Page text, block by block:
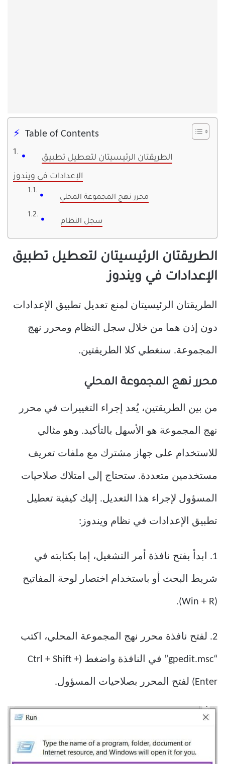
Table of Contents
الطريقتان الرئيسيتان لتعطيل تطبيق
الإعدادات في ويندوز
محرر نهج المجموعة المحلي
سجل النظام
الطريقتان الرئيسيتان لتعطيل تطبيق
الإعدادات في ويندوز
الطريقتان الرئيسيتان لمنع تعديل تطبيق الإعدادات
دون إذن هما من خلال سجل النظام ومحرر نهج
المجموعة. سنغطي كلا الطريقتين.
محرر نهج المجموعة المحلي
من بين الطريقتين، يُعد إجراء التغييرات في محرر
نهج المجموعة هو الأسهل بالتأكيد. وهو مثالي
للاستخدام على جهاز مشترك مع ملفات تعريف
مستخدمين متعددة. ستحتاج إلى امتلاك صلاحيات
المسؤول لإجراء هذا التعديل. إليك كيفية تعطيل
تطبيق الإعدادات في نظام ويندوز:
1. ابدأ بفتح نافذة أمر التشغيل، إما بكتابته في
شريط البحث أو باستخدام اختصار لوحة المفاتيح
(Win + R).
2. لفتح نافذة محرر نهج المجموعة المحلي، اكتب
“gpedit.msc” في النافذة واضغط (Ctrl + Shift +
Enter) لفتح المحرر بصلاحيات المسؤول.